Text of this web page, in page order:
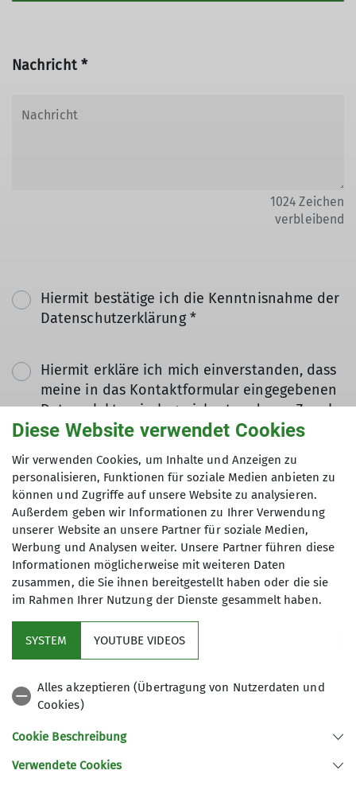
Nachricht *
1024 Zeichen
verbleibend
Hiermit bestätige ich die Kenntnisnahme der
Datenschutzerklärung *
Hiermit erkläre ich mich einverstanden, dass
meine in das Kontaktformular eingegebenen
Daten elektronisch gesichert und zum Zweck
der Kontaktaufnahme verarbeitet und
meine Einwilligung jederzeit wiederrufen
kann. *
Mit (*) markierte Felder
sind Pflichtfelder
Absenden
Diese Website verwendet Cookies
Wir verwenden Cookies, um Inhalte und Anzeigen zu
personalisieren, Funktionen für soziale Medien anbieten zu
können und Zugriffe auf unsere Website zu analysieren.
Außerdem geben wir Informationen zu Ihrer Verwendung
unserer Website an unsere Partner für soziale Medien,
Werbung und Analysen weiter. Unsere Partner führen diese
Informationen möglicherweise mit weiteren Daten
zusammen, die Sie ihnen bereitgestellt haben oder die sie
im Rahmen Ihrer Nutzung der Dienste gesammelt haben.
SYSTEM YOUTUBE VIDEOS
Alles akzeptieren (Übertragung von Nutzerdaten und
Cookies)
Cookie Beschreibung
Verwendete Cookies